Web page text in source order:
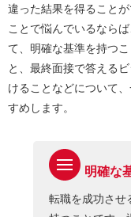
違った結果を得ること
ことで悩んでいるなら
て、明確な基準を持つ
と、最終面接で答える
けることなどについて
すめします。
明確な
転職を成功させ